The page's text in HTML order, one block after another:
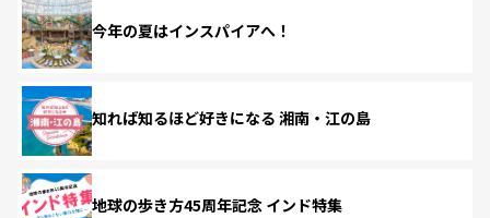
今年の夏はインスパイアへ！
知れば知るほど好きになる 湘南・江の島
地球の歩き方45周年記念 インド特集